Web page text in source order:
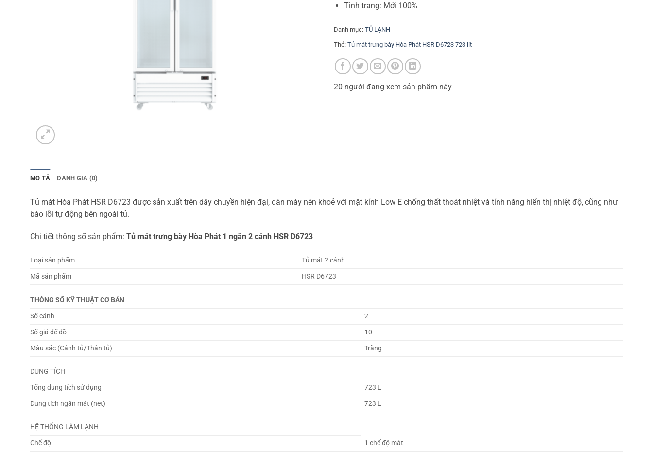
Tình trang: Mới 100%
Danh mục: TỦ LẠNH
Thẻ: Tủ mát trưng bày Hòa Phát HSR D6723 723 lít
20 người đang xem sản phẩm này
MÔ TẢ ĐÁNH GIÁ (0)
Tủ mát Hòa Phát HSR D6723 được sản xuất trên dây chuyền hiện đại, dàn máy nén khoẻ với mặt kính Low E chống thất thoát nhiệt và tính năng hiển thị nhiệt độ, cũng như
báo lỗi tự động bên ngoài tủ.
Chi tiết thông số sản phẩm: Tủ mát trưng bày Hòa Phát 1 ngăn 2 cánh HSR D6723
Loại sản phẩm
Tủ mát 2 cánh
Mã sản phẩm
HSR D6723
THÔNG SỐ KỸ THUẬT CƠ BẢN
Số cánh
2
Số giá để đồ
10
Màu sắc (Cánh tủ/Thân tủ)
Trắng
DUNG TÍCH
Tổng dung tích sử dụng
723 L
Dung tích ngăn mát (net)
723 L
HỆ THỐNG LÀM LẠNH
Chế độ
1 chế độ mát